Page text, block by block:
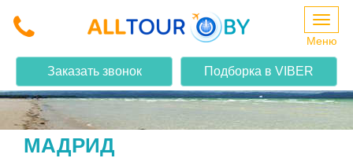
Меню
Заказать звонок Подборка в VIBER
МАДРИД